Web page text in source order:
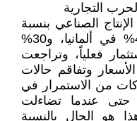
التجارية
انخفض الإنتاج الصناعي بنسبة
50% في الولايات المتحدة، و45% في ألمانيا، و30%
فعلياً، وتراجعت
وتفاقم حالات
من الاستمرار في
حتى عندما تضاءلت
هو الحال بالنسبة